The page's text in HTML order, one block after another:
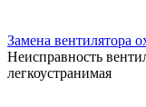
Замена вентилятора
Неисправность
легкоустранимая